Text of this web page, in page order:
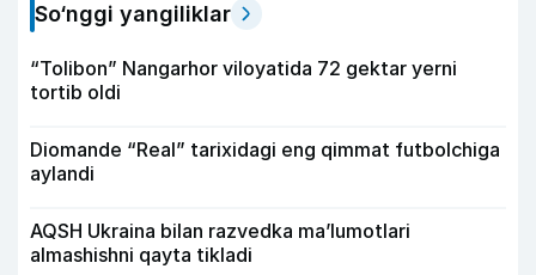
So‘nggi yangiliklar
“Tolibon” Nangarhor viloyatida 72 gektar yerni
tortib oldi
Diomande “Real” tarixidagi eng qimmat futbolchiga
aylandi
AQSH Ukraina bilan razvedka ma’lumotlari
almashishni qayta tikladi